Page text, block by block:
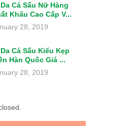
Cá Sấu Nữ Hàng
Khẩu Cao Cấp V...
28, 2019
Cá Sấu Kiểu Kẹp
Hàn Quốc Giá ...
28, 2019